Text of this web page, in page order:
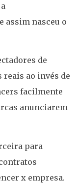
assim nasceu o
de
reais ao invés de
facilmente
anunciarem
para
x empresa.